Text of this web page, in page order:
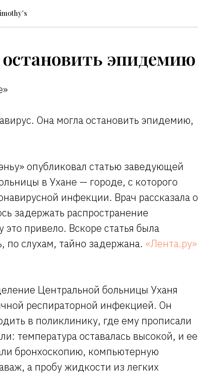
эпидемию
Она могла остановить эпидемию,
опубликовал статью заведующей
в Ухане — городе, с которого
инфекции. Врач рассказала о
задержать распространение
привело. Вскоре статья была
по слухам, тайно задержана. «Лента.ру»
Центральной больницы Уханя
респираторной инфекцией. Он
в поликлинику, где ему прописали
температура оставалась высокой, и ее
бронхоскопию, компьютерную
а пробу жидкости из легких